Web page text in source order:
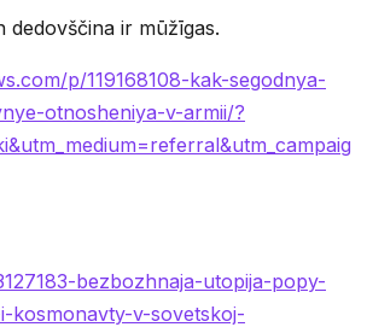
dedovščina ir mūžīgas.
p/119168108-kak-segodnya-
otnosheniya-v-armii/?
bezbozhnaja-utopija-popy-
kosmonavty-v-sovetskoj-